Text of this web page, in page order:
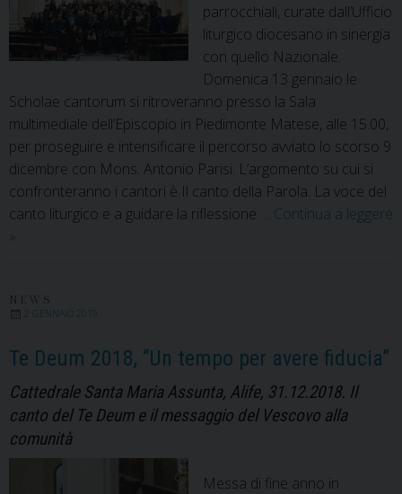
parrocchiali, curate dall’Ufficio
liturgico diocesano in sinergia
con quello Nazionale.
Domenica 13 gennaio le
Scholae cantorum si ritroveranno presso la Sala
multimediale dell’Episcopio in Piedimonte Matese, alle 15.00,
per proseguire e intensificare il percorso avviato lo scorso 9
dicembre con Mons. Antonio Parisi. L’argomento su cui si
confronteranno i cantori è Il canto della Parola. La voce del
canto liturgico e a guidare la riflessione … Continua a leggere
Scholae
formazione
continua
»
2 GENNAIO 2019
Te Deum 2018, “Un tempo per avere fiducia”
Cattedrale Santa Maria Assunta, Alife, 31.12.2018. Il
canto del Te Deum e il messaggio del Vescovo alla
comunità
Messa di fine anno in